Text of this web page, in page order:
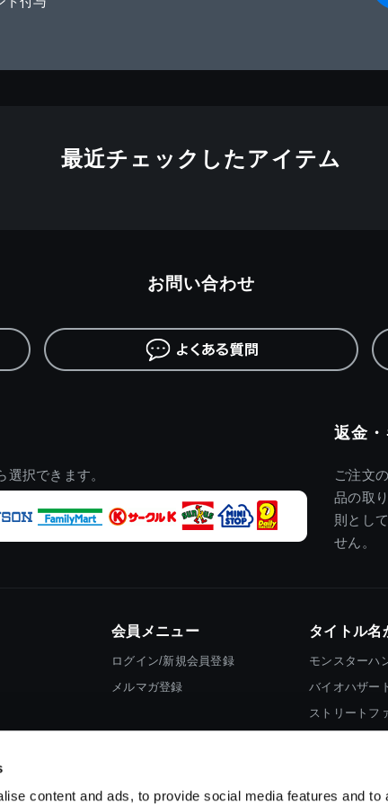
content and ads, to provide social media features and to
最近チェックしたアイテム
択できます。
返金
ご注文
品の取
則とし
せん。
お問い合わせ
会員メニュー
ログイン/新規会員登録
メルマガ登録
タイトル名
モンスターハ
バイオハザー
ストリートフ